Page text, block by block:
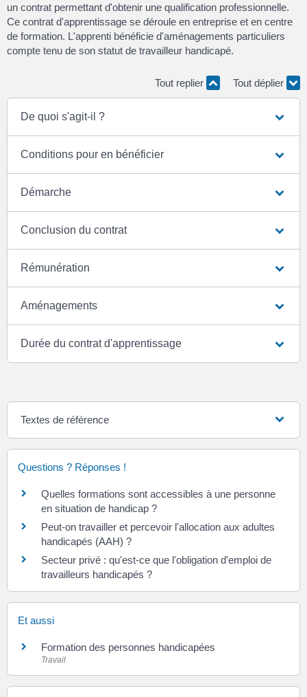
un contrat permettant d'obtenir une qualification professionnelle.
Ce contrat d'apprentissage se déroule en entreprise et en centre
de formation. L'apprenti bénéficie d'aménagements particuliers
compte tenu de son statut de travailleur handicapé.
Tout replier Tout déplier
De quoi s'agit-il ?
Conditions pour en bénéficier
Démarche
Conclusion du contrat
Rémunération
Aménagements
Durée du contrat d'apprentissage
Textes de référence
Questions ? Réponses !
Quelles formations sont accessibles à une personne
en situation de handicap ?
Peut-on travailler et percevoir l'allocation aux adultes
handicapés (AAH) ?
Secteur privé : qu'est-ce que l'obligation d'emploi de
travailleurs handicapés ?
Et aussi
Formation des personnes handicapées
Travail